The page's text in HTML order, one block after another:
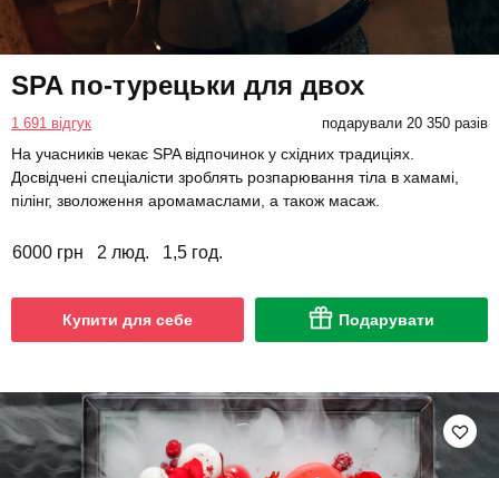
SPA по-турецьки для двох
1 691 відгук подарували 20 350 разів
На учасників чекає SPA відпочинок у східних традиціях.
Досвідчені спеціалісти зроблять розпарювання тіла в хамамі,
пілінг, зволоження аромамаслами, а також масаж.
6000 грн 2 люд. 1,5 год.
Купити для себе Подарувати